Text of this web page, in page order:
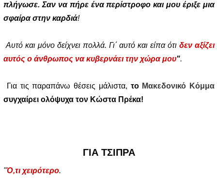
πλήγωσε. Σαν να πήρε ένα περίστροφο και μου έριξε μια
σφαίρα στην καρδιά!
Αυτό και μόνο δείχνει πολλά. Γι΄ αυτό και είπα ότι δεν αξίζει
αυτός ο άνθρωπος να κυβερνάει την χώρα μου".
Για τις παραπάνω θέσεις μάλιστα, το Μακεδονικό Κόμμα
συγχαίρει ολόψυχα τον Κώστα Πρέκα!
ΓΙΑ ΤΣΙΠΡΑ
"Ό,τι χειρότερο.